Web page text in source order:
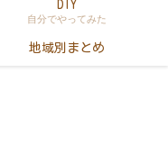
DIY
自分でやってみた
地域別まとめ